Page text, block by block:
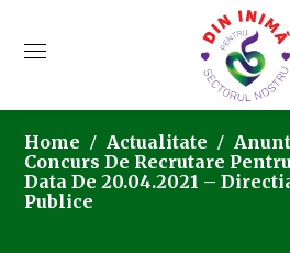
Home Actualitate
Concurs De Recrutare
Data De 20.04.2021 –
Publice